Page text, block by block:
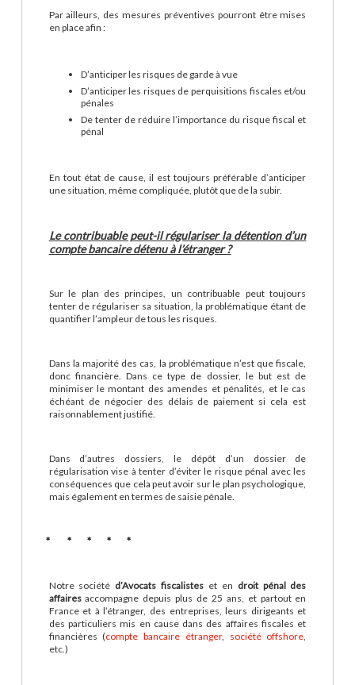
Par ailleurs, des mesures préventives pourront être mises
en place afin :
D’anticiper les risques de garde à vue
D’anticiper les risques de perquisitions fiscales et/ou
pénales
De tenter de réduire l’importance du risque fiscal et
pénal
En tout état de cause, il est toujours préférable d’anticiper
une situation, même compliquée, plutôt que de la subir.
Le contribuable peut-il régulariser la détention d’un
compte bancaire détenu à l’étranger ?
Sur le plan des principes, un contribuable peut toujours
tenter de régulariser sa situation, la problématique étant de
quantifier l’ampleur de tous les risques.
Dans la majorité des cas, la problématique n’est que fiscale,
donc financière. Dans ce type de dossier, le but est de
minimiser le montant des amendes et pénalités, et le cas
échéant de négocier des délais de paiement si cela est
raisonnablement justifié.
Dans d’autres dossiers, le dépôt d’un dossier de
régularisation vise à tenter d’éviter le risque pénal avec les
conséquences que cela peut avoir sur le plan psychologique,
mais également en termes de saisie pénale.
* * * * *
Notre société d’Avocats fiscalistes et en droit pénal des
affairesaccompagne depuis plus de 25 ans, et partout en
France et à l’étranger, des entreprises, leurs dirigeants et
des particuliers mis en cause dans des affaires fiscales et
financières (compte bancaire étranger, société offshore,
etc.)